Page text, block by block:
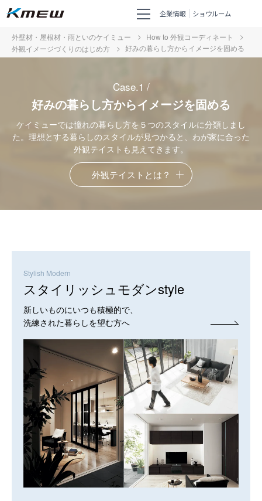
企業情報 ショウルーム
外壁材・屋根材・雨といのケイミュー
How to 外観コーディネート
外観イメージづくりのはじめ方
好みの暮らし方からイメージを固める
好みの暮らし方からイメージを固める
ケイミューでは憧れの暮らし方を５つのスタイルに分類しまし
た。 理想とする暮らしのスタイルが見つかると、わが家に合った
外観テイストも見えてきます。
外観テイストとは？
Stylish Modern
スタイリッシュモダンstyle
新しいものにいつも積極的で、
洗練された暮らしを望む方へ